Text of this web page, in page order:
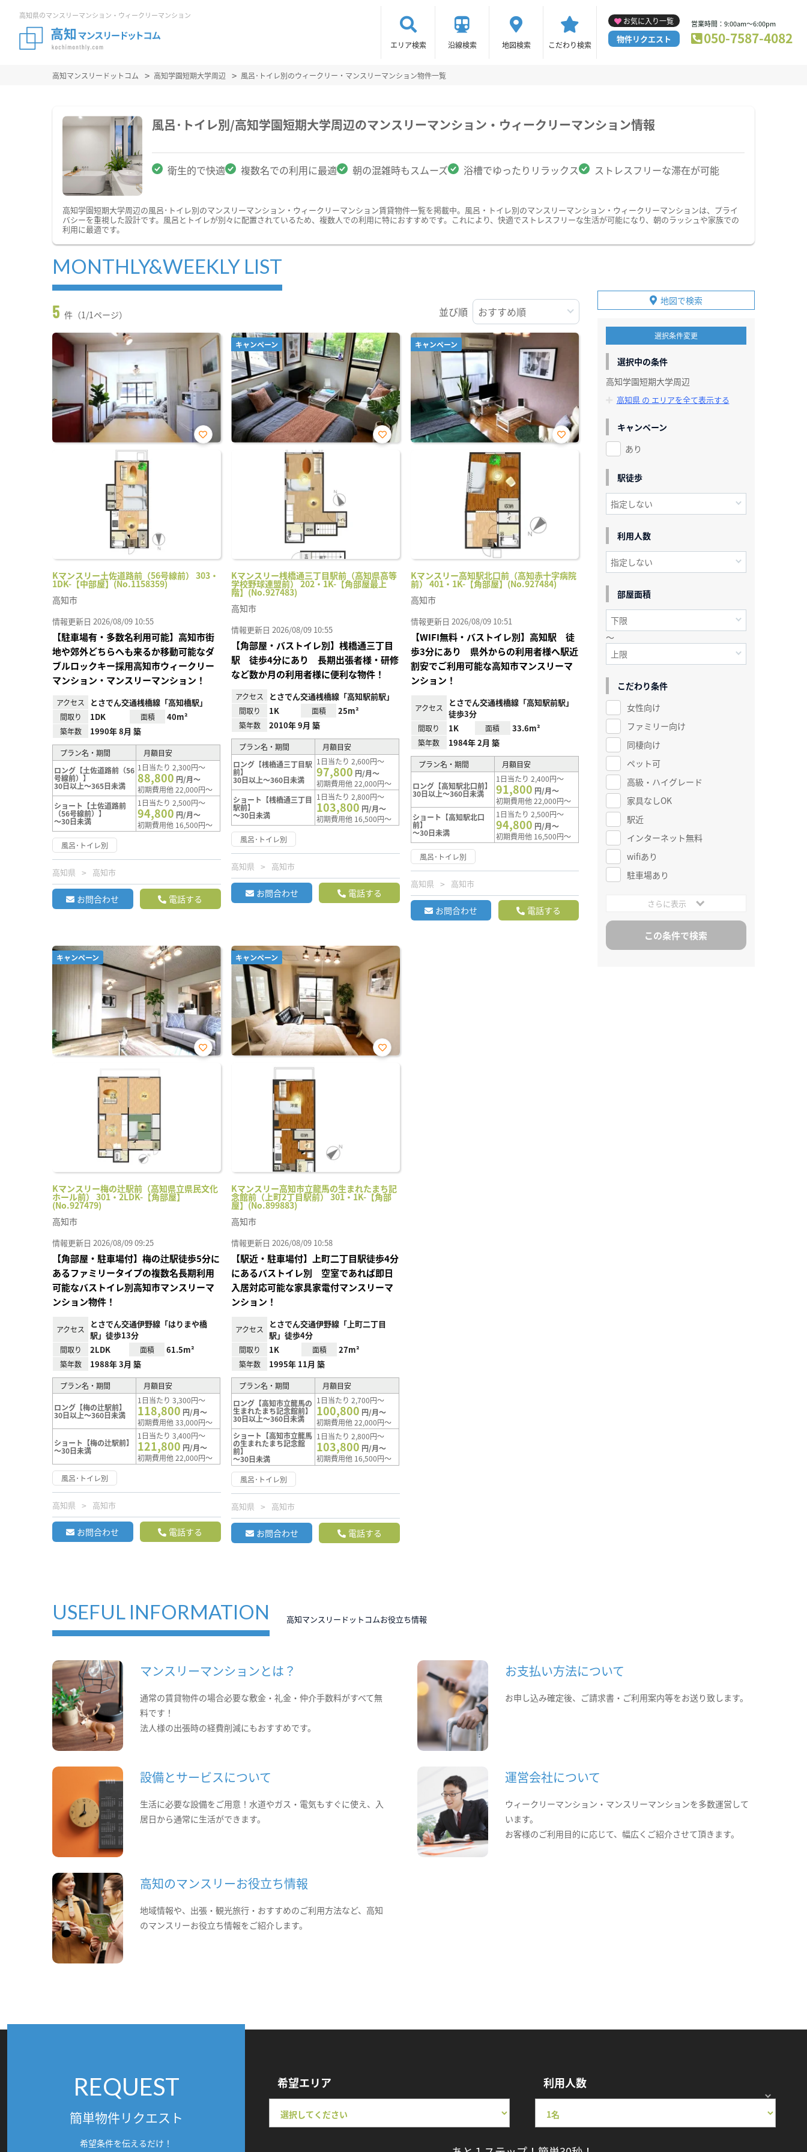
高知県のマンスリーマンション・ウィークリーマンション
エリア検索 沿線検索 地図検索 こだわり検索
お気に入り一覧
物件リクエスト
営業時間：9:00am～6:00pm
050-7587-4082
高知マンスリードットコム 高知学園短期大学周辺 風呂･トイレ別のウィークリー・マンスリーマンション物件一覧
風呂･トイレ別/高知学園短期大学周辺のマンスリーマンション・ウィークリーマンション情報
衛生的で快適 複数名での利用に最適 朝の混雑時もスムーズ 浴槽でゆったりリラックス ストレスフリーな滞在が可能
高知学園短期大学周辺の風呂･トイレ別のマンスリーマンション・ウィークリーマンション賃貸物件一覧を掲載中。風呂・トイレ別のマンスリーマンション・ウィークリーマンションは、プライ
バシーを重視した設計です。風呂とトイレが別々に配置されているため、複数人での利用に特におすすめです。これにより、快適でストレスフリーな生活が可能になり、朝のラッシュや家族での
利用に最適です。
MONTHLY&WEEKLY LIST
5 件（1/1ページ） 並び順
Kマンスリー土佐道路前（56号線前） 303・
1DK-【中部屋】(No.1158359)
お気
高知市
情報更新日 2026/08/09 10:55
【駐車場有・多数名利用可能】高知市街
地や郊外どちらへも来るか移動可能なダ
ブルロックキー採用高知市ウィークリー
マンション・マンスリーマンション！
アクセス とさでん交通桟橋線「高知橋駅」
間取り 1DK 面積 40m²
築年数 1990年 8月 築
プラン名・期間
月額目安
ロング【土佐道路前（56
号線前）】
30日以上～365日未満
1日当たり 2,300円～
88,800 円/月～
初期費用他 22,000円～
ショート【土佐道路前
（56号線前）】
～30日未満
1日当たり 2,500円～
94,800 円/月～
初期費用他 16,500円～
風呂･トイレ別
高知県 高知市
お問合わせ 電話する
キャンペーン
Kマンスリー桟橋通三丁目駅前（高知県高等
学校野球連盟前） 202・1K-【角部屋最上
階】(No.927483)
お気
高知市
情報更新日 2026/08/09 10:55
【角部屋・バストイレ別】桟橋通三丁目
駅 徒歩4分にあり 長期出張者様・研修
など数か月の利用者様に便利な物件！
アクセス とさでん交通桟橋線「高知駅前駅」
間取り 1K 面積 25m²
築年数 2010年 9月 築
プラン名・期間
月額目安
ロング【桟橋通三丁目駅
前】
30日以上～360日未満
1日当たり 2,600円～
97,800 円/月～
初期費用他 22,000円～
ショート【桟橋通三丁目
駅前】
～30日未満
1日当たり 2,800円～
103,800 円/月～
初期費用他 16,500円～
風呂･トイレ別
高知県 高知市
お問合わせ 電話する
キャンペーン
Kマンスリー高知駅北口前（高知赤十字病院
前） 401・1K-【角部屋】(No.927484)
お気
高知市
情報更新日 2026/08/09 10:51
【WIFI無料・バストイレ別】高知駅 徒
歩3分にあり 県外からの利用者様へ駅近
割安でご利用可能な高知市マンスリーマ
ンション！
アクセス
とさでん交通桟橋線「高知駅前駅」
徒歩3分
間取り 1K 面積 33.6m²
築年数 1984年 2月 築
プラン名・期間 月額目安
ロング【高知駅北口前】
30日以上～360日未満
1日当たり 2,400円～
91,800 円/月～
初期費用他 22,000円～
ショート【高知駅北口
前】
～30日未満
1日当たり 2,500円～
94,800 円/月～
初期費用他 16,500円～
風呂･トイレ別
高知県 高知市
お問合わせ 電話する
キャンペーン
Kマンスリー梅の辻駅前（高知県立県民文化
ホール前） 301・2LDK-【角部屋】
(No.927479)
お気
高知市
情報更新日 2026/08/09 09:25
【角部屋・駐車場付】梅の辻駅徒歩5分に
あるファミリータイプの複数名長期利用
可能なバストイレ別高知市マンスリーマ
ンション物件！
アクセス
とさでん交通伊野線「はりまや橋
駅」徒歩13分
間取り 2LDK 面積 61.5m²
築年数 1988年 3月 築
プラン名・期間 月額目安
ロング【梅の辻駅前】
30日以上～360日未満
1日当たり 3,300円～
118,800 円/月～
初期費用他 33,000円～
ショート【梅の辻駅前】
～30日未満
1日当たり 3,400円～
121,800 円/月～
初期費用他 22,000円～
風呂･トイレ別
高知県 高知市
お問合わせ 電話する
キャンペーン
Kマンスリー高知市立龍馬の生まれたまち記
念館前（上町2丁目駅前） 301・1K-【角部
屋】(No.899883)
お気
高知市
情報更新日 2026/08/09 10:58
【駅近・駐車場付】上町二丁目駅徒歩4分
にあるバストイレ別 空室であれば即日
入居対応可能な家具家電付マンスリーマ
ンション！
アクセス
とさでん交通伊野線「上町二丁目
駅」徒歩4分
間取り 1K 面積 27m²
築年数 1995年 11月 築
プラン名・期間
月額目安
ロング【高知市立龍馬の
生まれたまち記念館前】
30日以上～360日未満
1日当たり 2,700円～
100,800 円/月～
初期費用他 22,000円～
ショート【高知市立龍馬
の生まれたまち記念館
前】
～30日未満
1日当たり 2,800円～
103,800 円/月～
初期費用他 16,500円～
風呂･トイレ別
高知県 高知市
お問合わせ 電話する
地図で検索
選択条件変更
選択中の条件
高知学園短期大学周辺
高知県 の エリアを全て表示する
キャンペーン
あり
駅徒歩
利用人数
部屋面積
～
こだわり条件
女性向け
ファミリー向け
同棲向け
ペット可
高級・ハイグレード
家具なしOK
駅近
インターネット無料
wifiあり
駐車場あり
さらに表示
USEFUL INFORMATION 高知マンスリードットコムお役立ち情報
マンスリーマンションとは？
通常の賃貸物件の場合必要な敷金・礼金・仲介手数料がすべて無
料です！
法人様の出張時の経費削減にもおすすめです。
お支払い方法について
お申し込み確定後、ご請求書・ご利用案内等をお送り致します。
設備とサービスについて
生活に必要な設備をご用意！水道やガス・電気もすぐに使え、入
居日から通常に生活ができます。
運営会社について
ウィークリーマンション・マンスリーマンションを多数運営して
います。
お客様のご利用目的に応じて、幅広くご紹介させて頂きます。
高知のマンスリーお役立ち情報
地域情報や、出張・観光旅行・おすすめのご利用方法など、高知
のマンスリーお役立ち情報をご紹介します。
REQUEST
簡単物件リクエスト
希望条件を伝えるだけ！
希望エリア 利用人数